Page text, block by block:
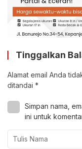
Tinggalkan
Alamat email Anda
ditandai *
Simpan nama,
ini untuk